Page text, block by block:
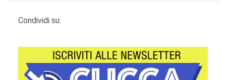
Condividi su: